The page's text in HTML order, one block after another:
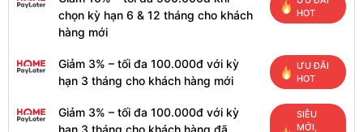
chọn kỳ hạn 6 & 12 tháng cho khách
hàng mới
HOT
Giảm 3% – tối đa 100.000đ với kỳ
hạn 3 tháng cho khách hàng mới
ƯU ĐÃI
HOT
Giảm 3% – tối đa 100.000đ với kỳ
SIÊU
MỚI,